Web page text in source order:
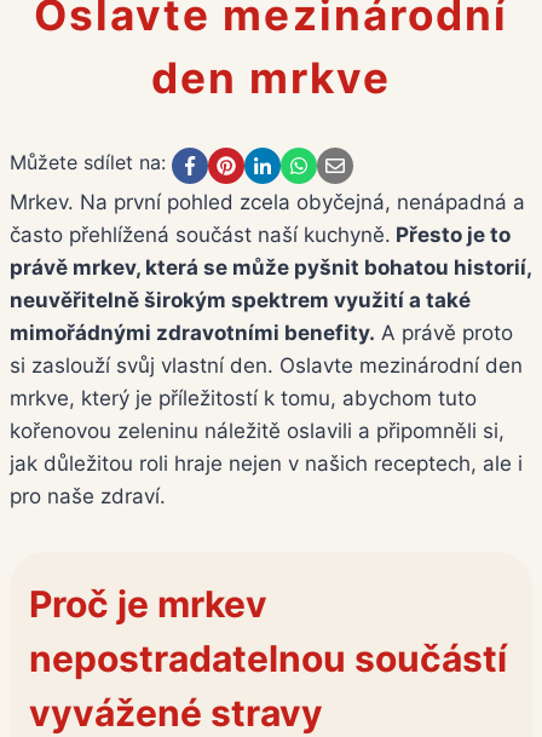
Oslavte mezinárodní
den mrkve
Můžete sdílet na:
Mrkev. Na první pohled zcela obyčejná, nenápadná a
často přehlížená součást naší kuchyně. Přesto je to
právě mrkev, která se může pyšnit bohatou historií,
neuvěřitelně širokým spektrem využití a také
mimořádnými zdravotními benefity. A právě proto
si zaslouží svůj vlastní den. Oslavte mezinárodní den
mrkve, který je příležitostí k tomu, abychom tuto
kořenovou zeleninu náležitě oslavili a připomněli si,
jak důležitou roli hraje nejen v našich receptech, ale i
pro naše zdraví.
Proč je mrkev
nepostradatelnou součástí
vyvážené stravy